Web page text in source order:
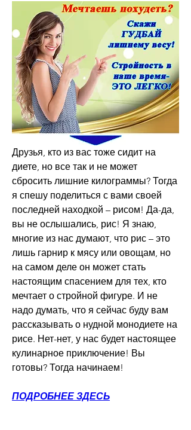
Друзья, кто из вас тоже сидит на
диете, но все так и не может
сбросить лишние килограммы? Тогда
я спешу поделиться с вами своей
последней находкой – рисом! Да-да,
вы не ослышались, рис! Я знаю,
многие из нас думают, что рис – это
лишь гарнир к мясу или овощам, но
на самом деле он может стать
настоящим спасением для тех, кто
мечтает о стройной фигуре. И не
надо думать, что я сейчас буду вам
рассказывать о нудной монодиете на
рисе. Нет-нет, у нас будет настоящее
кулинарное приключение! Вы
готовы? Тогда начинаем!
ПОДРОБНЕЕ ЗДЕСЬ